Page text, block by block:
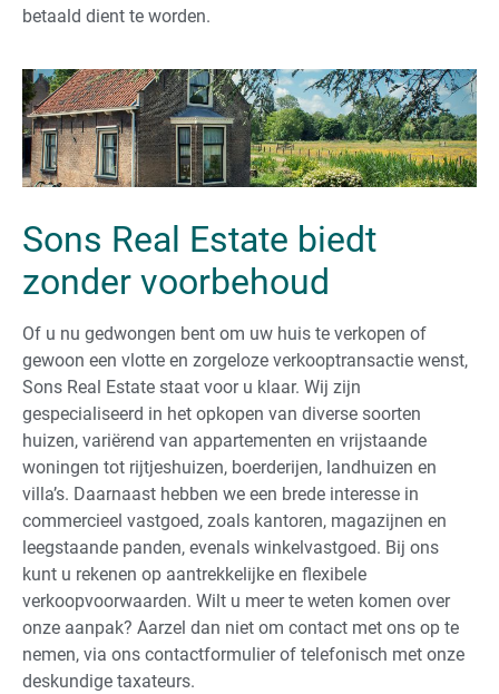
betaald dient te worden.
Sons Real Estate biedt
zonder voorbehoud
Of u nu gedwongen bent om uw huis te verkopen of
gewoon een vlotte en zorgeloze verkooptransactie wenst,
Sons Real Estate staat voor u klaar. Wij zijn
gespecialiseerd in het opkopen van diverse soorten
huizen, variërend van appartementen en vrijstaande
woningen tot rijtjeshuizen, boerderijen, landhuizen en
villa’s. Daarnaast hebben we een brede interesse in
commercieel vastgoed, zoals kantoren, magazijnen en
leegstaande panden, evenals winkelvastgoed. Bij ons
kunt u rekenen op aantrekkelijke en flexibele
verkoopvoorwaarden. Wilt u meer te weten komen over
onze aanpak? Aarzel dan niet om contact met ons op te
nemen, via ons contactformulier of telefonisch met onze
deskundige taxateurs.